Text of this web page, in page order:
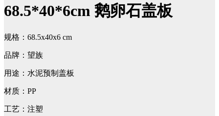
68.5*40*6cm 鹅卵石盖板
规格：68.5x40x6 cm
品牌：望族
用途：水泥预制盖板
材质：PP
工艺：注塑